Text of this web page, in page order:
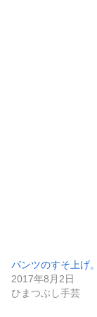
パンツのすそ上げ。
2017年8月2日
ひまつぶし手芸